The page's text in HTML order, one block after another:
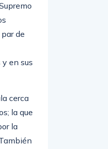
de
en sus
cerca
la que
la